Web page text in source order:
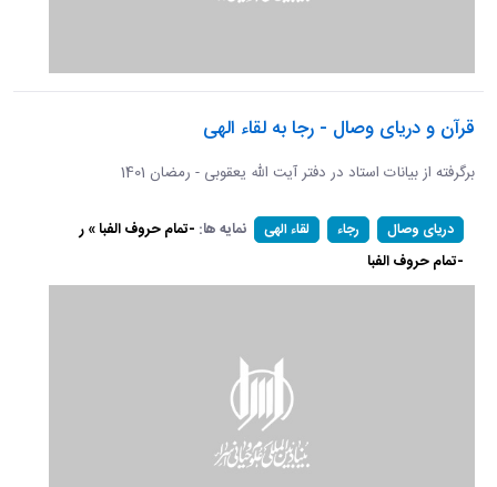
قرآن و دریای وصال - رجا به لقاء الهی
برگرفته از بیانات استاد در دفتر آیت الله یعقوبی - رمضان 1401
دریای وصال رجاء لقاء الهی نمایه ها: -تمام حروف الفبا » ر
-تمام حروف الفبا